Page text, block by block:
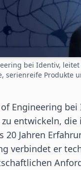
bei Identiv,
serienreife Produkte
Engineering
entwickeln,
Jahren
verbindet er